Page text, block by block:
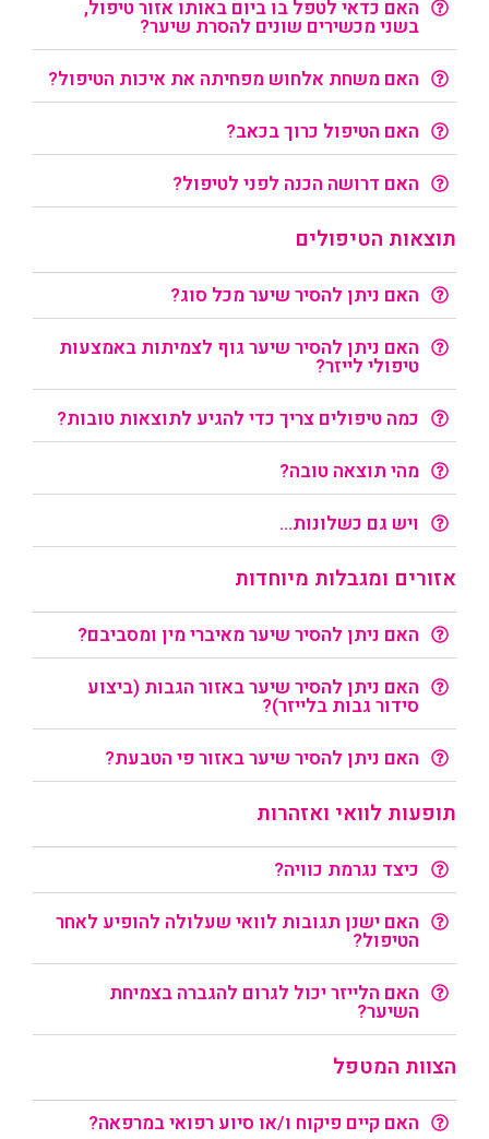
האם כדאי לטפל בו ביום באותו אזור טיפול,
בשני מכשירים שונים להסרת שיער?
האם משחת אלחוש מפחיתה את איכות הטיפול?
האם הטיפול כרוך בכאב?
האם דרושה הכנה לפני לטיפול?
תוצאות הטיפולים
האם ניתן להסיר שיער מכל סוג?
האם ניתן להסיר שיער גוף לצמיתות באמצעות
טיפולי לייזר?
כמה טיפולים צריך כדי להגיע לתוצאות טובות?
מהי תוצאה טובה?
ויש גם כשלונות...
אזורים ומגבלות מיוחדות
האם ניתן להסיר שיער מאיברי מין ומסביבם?
האם ניתן להסיר שיער באזור הגבות (ביצוע
סידור גבות בלייזר)?
האם ניתן להסיר שיער באזור פי הטבעת?
תופעות לוואי ואזהרות
כיצד נגרמת כוויה?
האם ישנן תגובות לוואי שעלולה להופיע לאחר
הטיפול?
האם הלייזר יכול לגרום להגברה בצמיחת
השיער?
הצוות המטפל
האם קיים פיקוח ו/או סיוע רפואי במרפאה?